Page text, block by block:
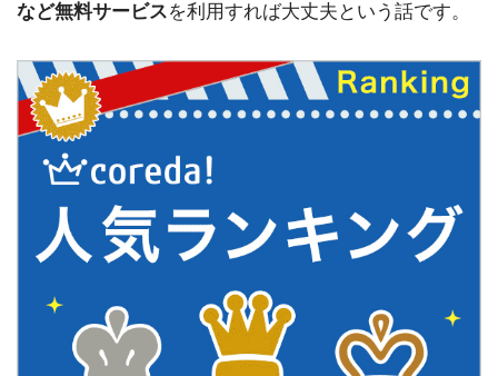
など無料サービスを利用すれば大丈夫という話です。